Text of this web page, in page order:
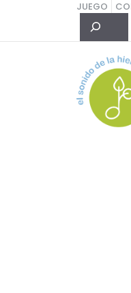
contenido
JUEGO
Buscar